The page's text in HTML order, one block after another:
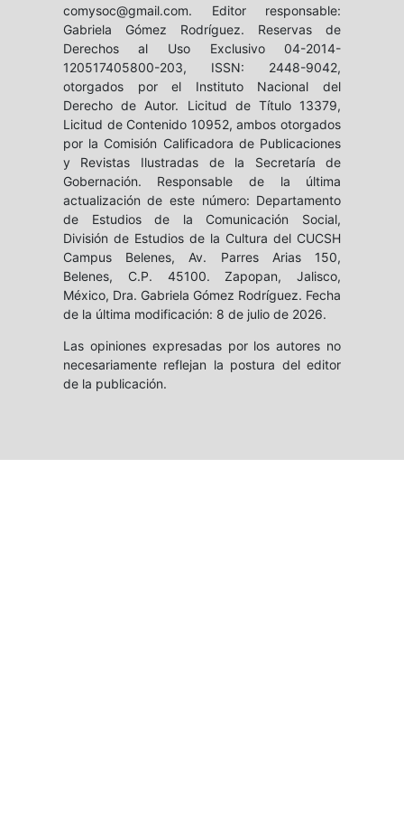
comysoc@gmail.com. Editor responsable:
Gabriela Gómez Rodríguez. Reservas de
Derechos al Uso Exclusivo 04-2014-
120517405800-203, ISSN: 2448-9042,
otorgados por el Instituto Nacional del
Derecho de Autor. Licitud de Título 13379,
Licitud de Contenido 10952, ambos otorgados
por la Comisión Calificadora de Publicaciones
y Revistas Ilustradas de la Secretaría de
Gobernación. Responsable de la última
actualización de este número: Departamento
de Estudios de la Comunicación Social,
División de Estudios de la Cultura del CUCSH
Campus Belenes, Av. Parres Arias 150,
Belenes, C.P. 45100. Zapopan, Jalisco,
México, Dra. Gabriela Gómez Rodríguez. Fecha
de la última modificación: 8 de julio de 2026.
Las opiniones expresadas por los autores no
necesariamente reflejan la postura del editor
de la publicación.